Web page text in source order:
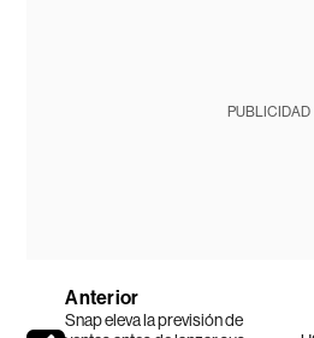
PUBLICIDAD
Anterior
Snap eleva la previsión de